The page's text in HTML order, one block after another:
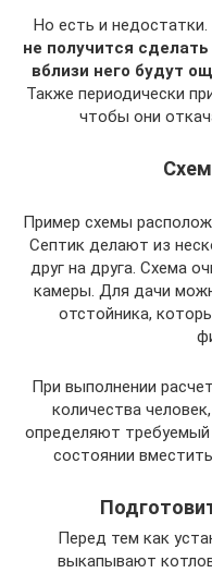
Но есть и недостатки.
не получится
вблизи него будут
Также периодически
чтобы они
Пример схемы
Септик делают из
друг на друга. Схема
камеры. Для дачи
отстойника,
При выполнении
количества
определяют
состоянии
Перед тем как
выкапывают